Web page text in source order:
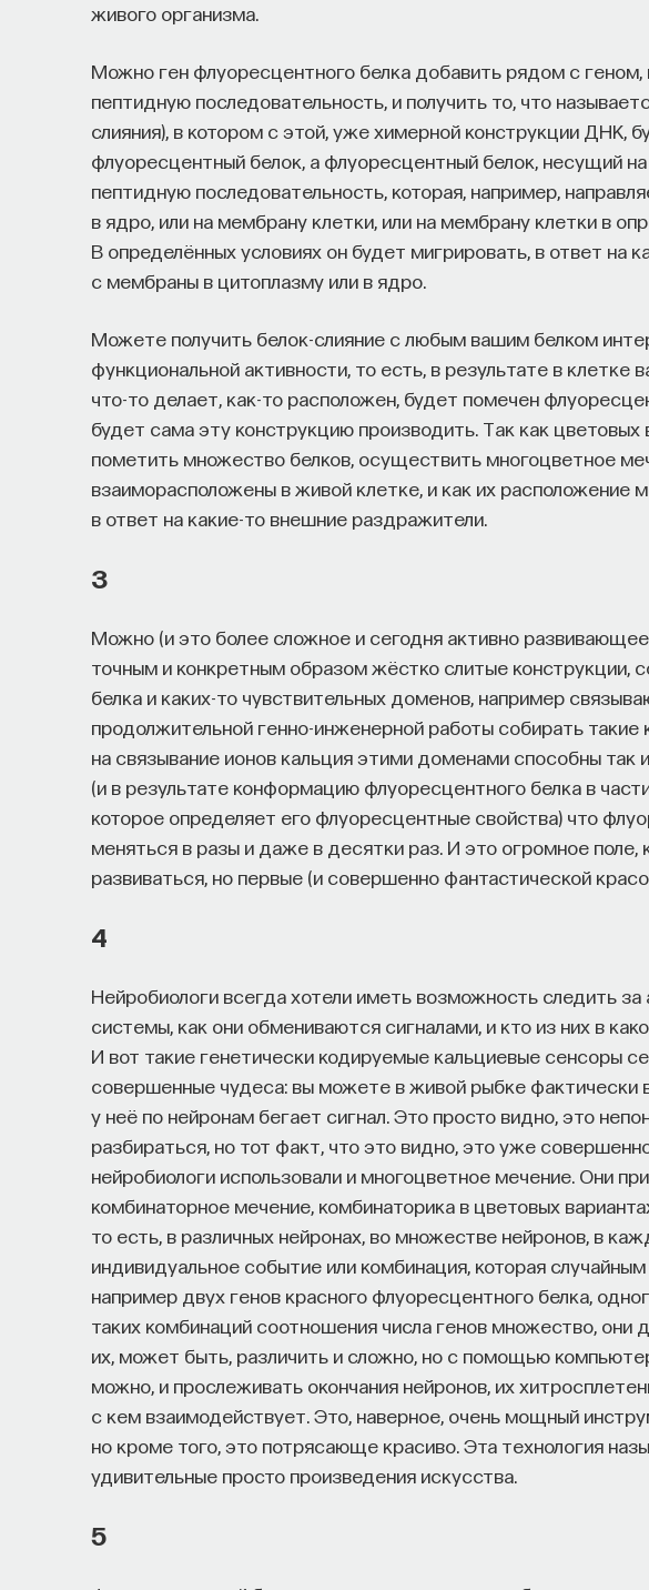
живого организма.
Можно ген флуоресцентного белка добавить рядом с
пептидную последовательность, и получить то, что
слияния), в котором с этой, уже химерной конструкции ДНК,
флуоресцентный белок, а флуоресцентный белок, несущий
пептидную последовательность, которая, например,
в ядро, или на мембрану клетки, или на мембрану клетки в
В определённых условиях он будет мигрировать, в ответ на
с мембраны в цитоплазму или в ядро.
Можете получить белок-слияние с любым вашим белком
функциональной активности, то есть, в результате в клетке
что-то делает, как-то расположен, будет помечен
будет сама эту конструкцию производить. Так как
пометить множество белков, осуществить многоцветное
взаиморасположены в живой клетке, и как их расположение
в ответ на какие-то внешние раздражители.
3
Можно (и это более сложное и сегодня активно
точным и конкретным образом жёстко слитые конструкции,
белка и каких-то чувствительных доменов, например
продолжительной генно-инженерной работы собирать такие
на связывание ионов кальция этими доменами способны
(и в результате конформацию флуоресцентного белка в
которое определяет его флуоресцентные свойства) что
меняться в разы и даже в десятки раз. И это огромное поле,
развиваться, но первые (и совершенно фантастической
4
Нейробиологи всегда хотели иметь возможность следить
системы, как они обмениваются сигналами, и кто из них в
И вот такие генетически кодируемые кальциевые сенсоры
совершенные чудеса: вы можете в живой рыбке фактически
у неё по нейронам бегает сигнал. Это просто видно, это
разбираться, но тот факт, что это видно, это уже
нейробиологи использовали и многоцветное мечение. Они
комбинаторное мечение, комбинаторика в цветовых
то есть, в различных нейронах, во множестве нейронов, в
индивидуальное событие или комбинация, которая
например двух генов красного флуоресцентного белка,
таких комбинаций соотношения числа генов множество, они
их, может быть, различить и сложно, но с помощью
можно, и прослеживать окончания нейронов, их
с кем взаимодействует. Это, наверное, очень мощный
но кроме того, это потрясающе красиво. Эта технология
удивительные просто произведения искусства.
5